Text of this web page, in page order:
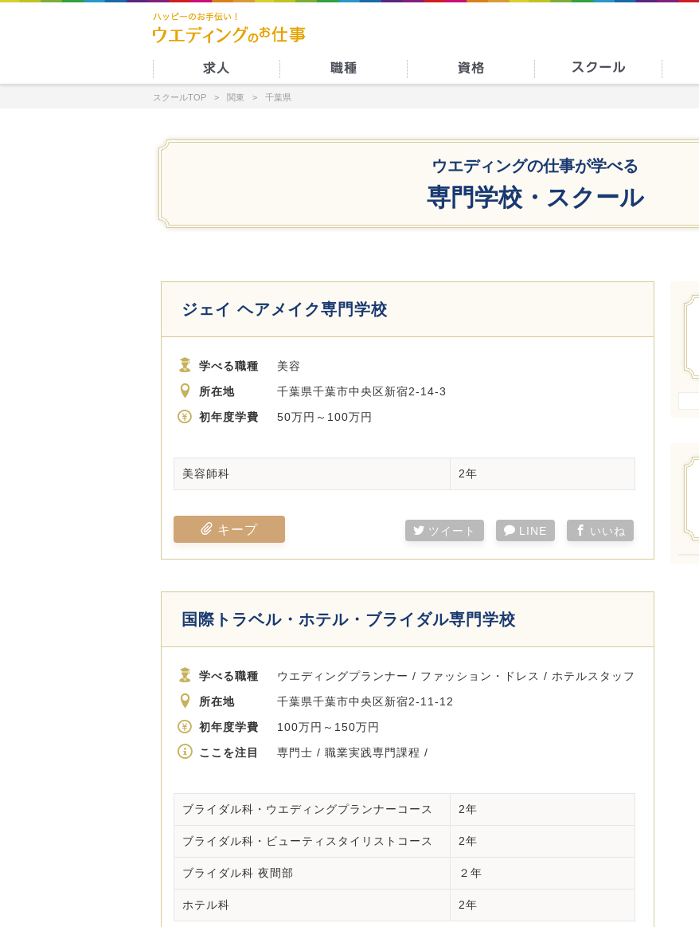
スクールTOP 関東 千葉県
ウエディングの仕事が学べる
専門学校・スクール
ジェイ ヘアメイク専門学校
学べる職種
美容
所在地
千葉県千葉市中央区新宿2-14-3
初年度学費
50万円～100万円
美容師科 2年
キープ ツイート LINE いいね
国際トラベル・ホテル・ブライダル専門学校
学べる職種
ウエディングプランナー / ファッション・ドレス / ホテルスタッフ
所在地
千葉県千葉市中央区新宿2-11-12
初年度学費
100万円～150万円
ここを注目
専門士 / 職業実践専門課程 /
ブライダル科・ウエディングプランナーコース 2年
ブライダル科・ビューティスタイリストコース 2年
ブライダル科 夜間部 ２年
ホテル科 2年